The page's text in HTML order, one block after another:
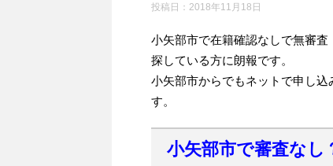
投稿日： 2018年11月18日
小矢部市で在籍確認なしで無審
探している方に朗報です。
小矢部市からでもネットで申し
す。
小矢部市で審査なし